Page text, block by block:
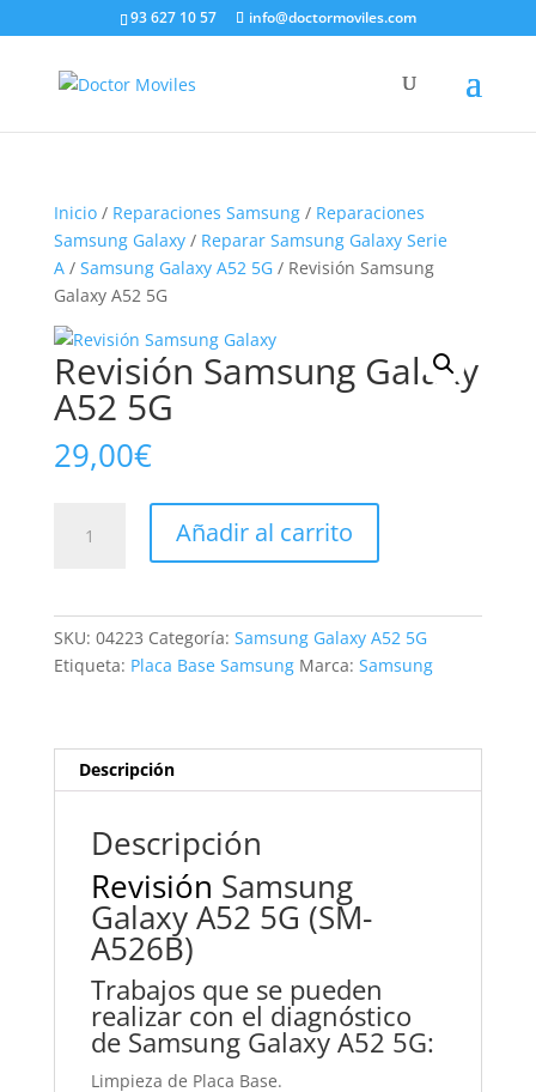
93 627 10 57 info@doctormoviles.com
Inicio/ Reparaciones Samsung/ Reparaciones
Samsung Galaxy/ Reparar Samsung Galaxy Serie
A/ Samsung Galaxy A52 5G/ Revisión Samsung
Galaxy A52 5G
Revisión Samsung Galaxy
A52 5G
29,00€
Samsung
cantidad
Añadir al carrito
SKU: 04223 Categoría: Samsung Galaxy A52 5G
Etiqueta: Placa Base Samsung Marca: Samsung
Descripción
Descripción
Revisión Samsung
Galaxy A52 5G (SM-
A526B)
Trabajos que se pueden
realizar con el diagnóstico
de Samsung Galaxy A52 5G:
Limpieza de Placa Base.